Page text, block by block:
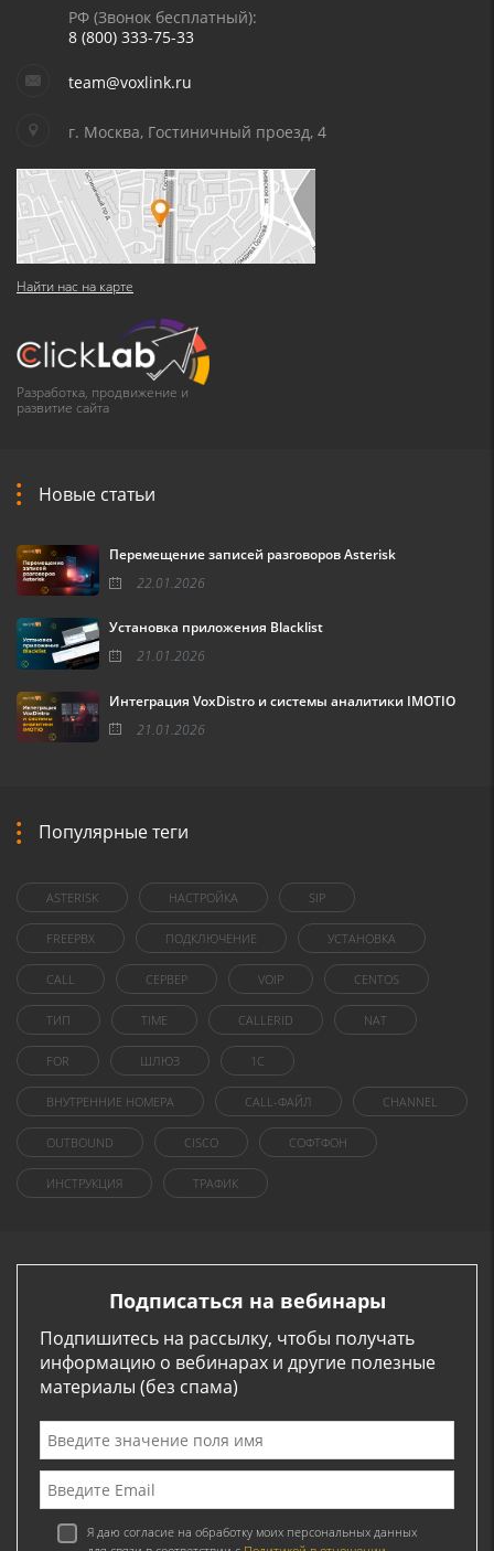
РФ (Звонок бесплатный):
8 (800) 333-75-33
team@voxlink.ru
г. Москва, Гостиничный проезд, 4
Найти нас на карте
Разработка, продвижение и
развитие сайта
Новые статьи
Перемещение записей разговоров Asterisk
22.01.2026
Установка приложения Blacklist
21.01.2026
Интеграция VoxDistro и системы аналитики IMOTIO
21.01.2026
Популярные теги
ASTERISK НАСТРОЙКА SIP
FREEPBX ПОДКЛЮЧЕНИЕ УСТАНОВКА
CALL СЕРВЕР VOIP CENTOS
ТИП TIME CALLERID NAT
FOR ШЛЮЗ 1C
ВНУТРЕННИЕ НОМЕРА CALL-ФАЙЛ CHANNEL
OUTBOUND CISCO СОФТФОН
ИНСТРУКЦИЯ ТРАФИК
Подписаться на вебинары
Подпишитесь на рассылку, чтобы получать
информацию о вебинарах и другие полезные
материалы (без спама)
Я даю согласие на обработку моих персональных данных